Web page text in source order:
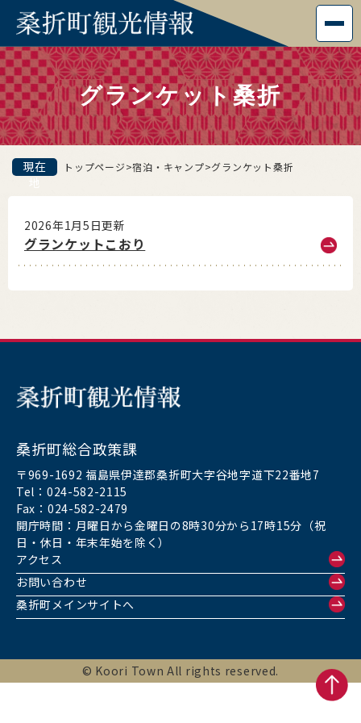
ジ
の
先
頭
で
す
。
メニューを飛ばして本文へ
本
文
グランケット桑折
現在
トップページ>宿泊・キャンプ>グランケット桑折
2026年1月5日更新
グランケットこおり
桑折町総合政策課
〒969-1692 福島県伊達郡桑折町大字谷地字道下22番地7
Tel：024-582-2115
Fax：024-582-2479
開庁時間：月曜日から金曜日の8時30分から17時15分（祝
日・休日・年末年始を除く）
アクセス
お問い合わせ
桑折町メインサイトへ
© Koori Town All rights reserved.